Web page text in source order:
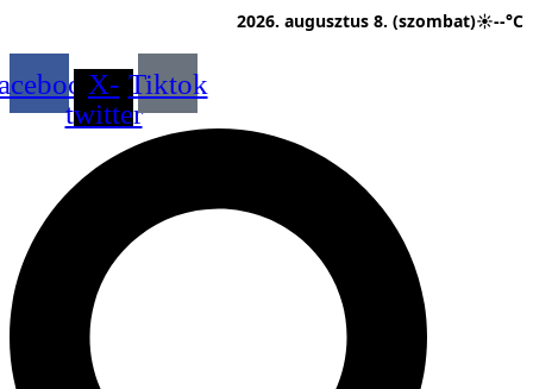
2026. augusztus 8. (szombat)☀--°C
X-
twitter
Tiktok